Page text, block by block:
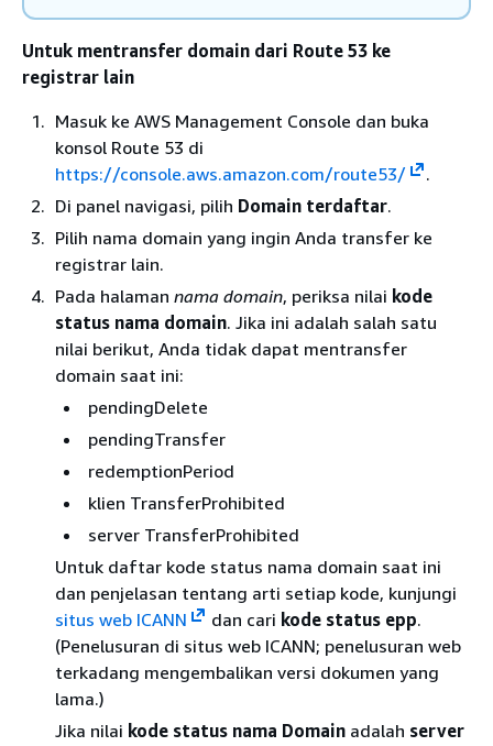
Untuk mentransfer domain dari Route 53 ke
registrar lain
Masuk ke AWS Management Console dan buka
konsol Route 53 di
https://console.aws.amazon.com/route53/
.
Di panel navigasi, pilih Domain terdaftar.
Pilih nama domain yang ingin Anda transfer ke
registrar lain.
Pada halaman nama domain, periksa nilai kode
status nama domain. Jika ini adalah salah satu
nilai berikut, Anda tidak dapat mentransfer
domain saat ini:
pendingDelete
pendingTransfer
redemptionPeriod
klien TransferProhibited
server TransferProhibited
Untuk daftar kode status nama domain saat ini
dan penjelasan tentang arti setiap kode, kunjungi
situs web ICANN
dan cari kode status epp.
(Penelusuran di situs web ICANN; penelusuran web
terkadang mengembalikan versi dokumen yang
lama.)
Jika nilai kode status nama Domain adalah server